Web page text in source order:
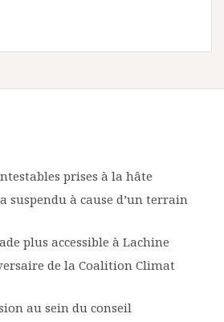
prises à la hâte
suspendu à cause d’un terrain
plus accessible à Lachine
de la Coalition Climat
au sein du conseil